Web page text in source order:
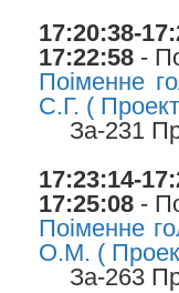
17:20:38-
17:22:58 -
Поіменне
С.Г. (
За-231
17:23:14-
17:25:08 -
Поіменне
О.М. (
За-263